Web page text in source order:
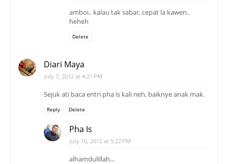
amboi.. kalau tak sabar, cepat la kawen..
heheh
Delete
Diari Maya
July 7, 2012 at 4:21 PM
Sejuk ati baca entri pha is kali neh, baiknye anak mak.
Reply Delete
Pha Is
July 10, 2012 at 5:22 PM
alhamdulillah...